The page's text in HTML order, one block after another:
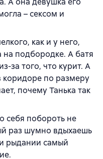
– сексом и
как и у него,
подбородке. А батя
за того, что курит. А
коридоре по размеру
почему Танька так
себя побороть не
раз шумно вдыхаешь
рыдании самый